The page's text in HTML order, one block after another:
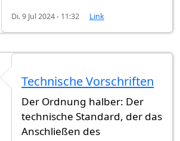
Di. 9 Jul 2024 - 11:32 Link
Einfache Realisierung, begrenzter
Technische Vorschriften
Der Ordnung halber: Der
technische Standard, der das
Anschließen des